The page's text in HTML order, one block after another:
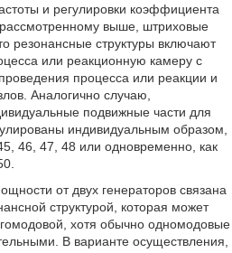
и регулировки коэффициента
выше, штриховые
резонансные структуры включают
или реакционную камеру с
процесса или реакции и
Аналогично случаю,
подвижные части для
индивидуальным образом,
46, 47, 48 или одновременно, как
от двух генераторов связана
структурой, которая может
хотя обычно одномодовые
В варианте осуществления,